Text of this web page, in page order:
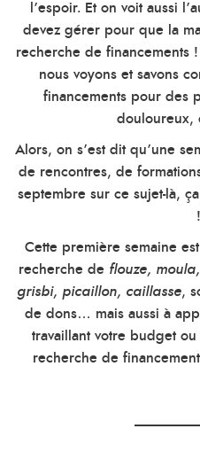
l’espoir. Et on voit aussi
devez gérer pour que la
recherche de financements
nous voyons et savons
financements pour des
Alors, on s’est dit qu’une
de rencontres, de
septembre sur ce sujet-là,
!
Cette première semaine
recherche de flouze,
grisbi, picaillon, caillasse,
de dons… mais aussi à
travaillant votre budget
recherche de